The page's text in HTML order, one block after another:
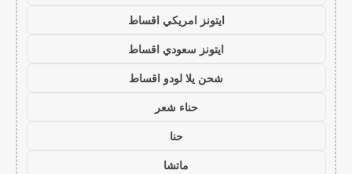
ايتونز امريكي اقساط
ايتونز سعودي اقساط
شحن يلا لودو اقساط
حناء شعر
حنا
ماتشا